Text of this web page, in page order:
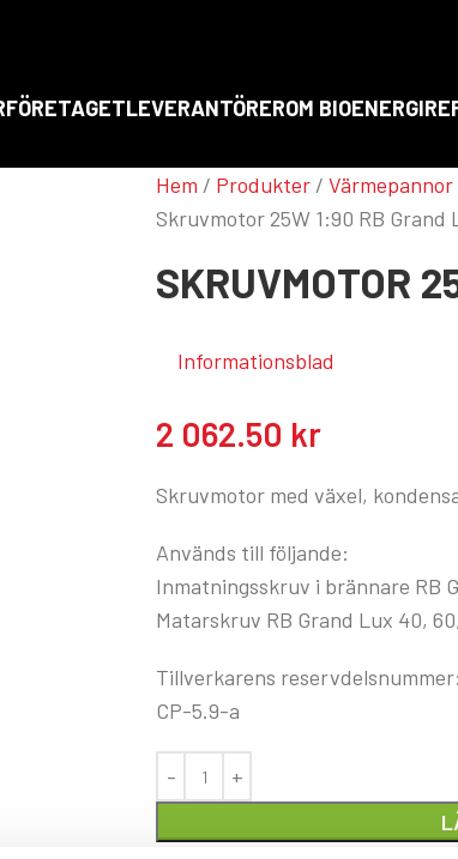
FÖRETAGETLEVERANTÖREROM BIOENERGI
Hem / Produkter / Värmepannor
Skruvmotor 25W 1:90 RB Grand
SKRUVMOTOR
Informationsblad
2 062.50 kr
Skruvmotor med växel,
Används till följande:
Inmatningsskruv i brännare RB
Matarskruv RB Grand Lux 40,
Tillverkarens reservdelsnummer:
CP-5.9-a